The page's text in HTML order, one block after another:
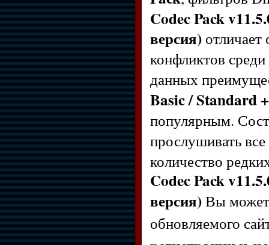
Codec Pack
версия)
конфликтов
данных
Basic / Standard
популярным.
прослушивать
количество
Codec Pack
версия)Вы
обновляемого